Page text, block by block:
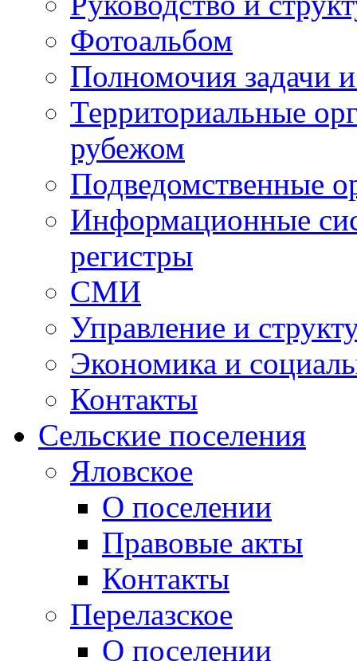
Фотоальбом
Полномочия задачи
Территориальные
рубежом
Подведомственные
Информационные
регистры
СМИ
Управление и
Экономика и
Контакты
Сельские поселения
Яловское
О поселении
Правовые акты
Контакты
Перелазское
О поселении